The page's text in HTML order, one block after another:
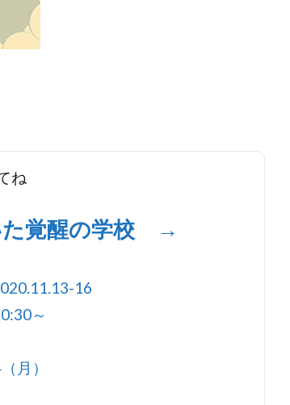
ね
た覚醒の学校 →
16
～
月）